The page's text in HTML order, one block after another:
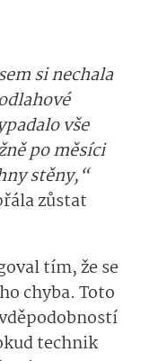
si nechala
vše
po měsíci
stěny,“
zůstat
tím, že se
chyba. Toto
technik